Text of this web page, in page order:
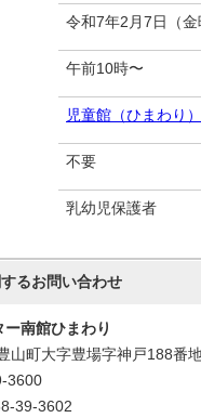
令和7年2月7日（金
午前10時〜
児童館（ひまわり）
不要
乳幼児保護者
るお問い合わせ
南館ひまわり
町大字豊場字神戸188番
3600
39-3602